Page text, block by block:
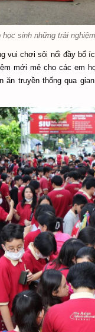
học sinh những trải
vui chơi sôi nổi đầy bổ
mới mẻ cho các em
truyền thống qua